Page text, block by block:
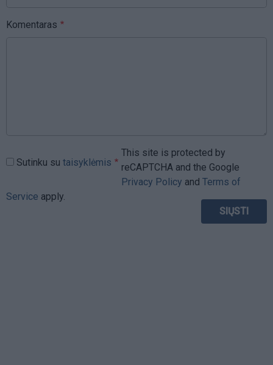
Komentaras
Sutinku su taisyklėmis
This site is protected by
reCAPTCHA and the Google
Privacy Policy and Terms of
Service apply.